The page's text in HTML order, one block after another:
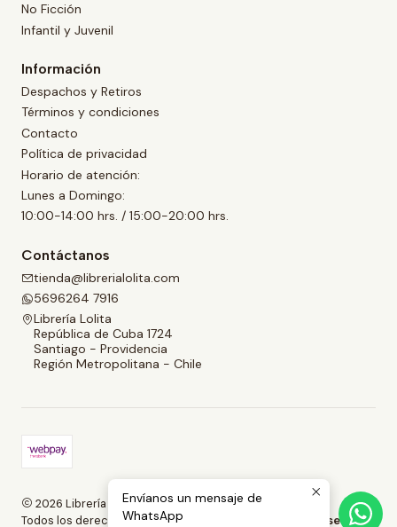
No Ficción
Infantil y Juvenil
Información
Despachos y Retiros
Términos y condiciones
Contacto
Política de privacidad
Horario de atención:
Lunes a Domingo:
10:00-14:00 hrs. / 15:00-20:00 hrs.
Contáctanos
tienda@librerialolita.com
5696264 7916
Librería Lolita
República de Cuba 1724
Santiago - Providencia
Región Metropolitana - Chile
2026 Librería Lolita.
Todos los derechos reservados.
Desarrollado por Jumpseller.
Envíanos un mensaje de
WhatsApp